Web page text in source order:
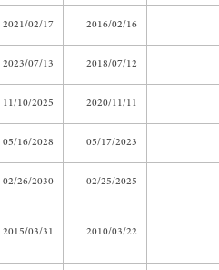
2016/02/16
2021/02/17
2018/07/12
2023/07/13
2020/11/11
11/10/2025
05/17/2023
05/16/2028
02/25/2025
02/26/2030
2010/03/22
2015/03/31